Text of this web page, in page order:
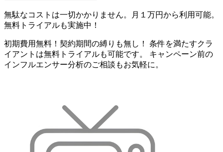
無駄なコストは一切かかりません。月１万円から利用可能。
無料トライアルも実施中！
初期費用無料！契約期間の縛りも無し！ 条件を満たすクラ
イアントは無料トライアルも可能です。 キャンペーン前の
インフルエンサー分析のご相談もお気軽に。